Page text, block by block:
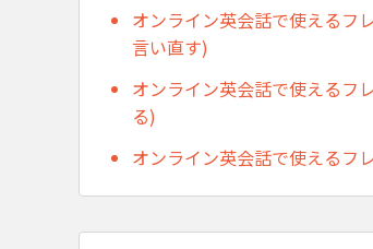
オンライン英会話で使えるフ
言い直す)
オンライン英会話で使えるフ
る)
オンライン英会話で使えるフ